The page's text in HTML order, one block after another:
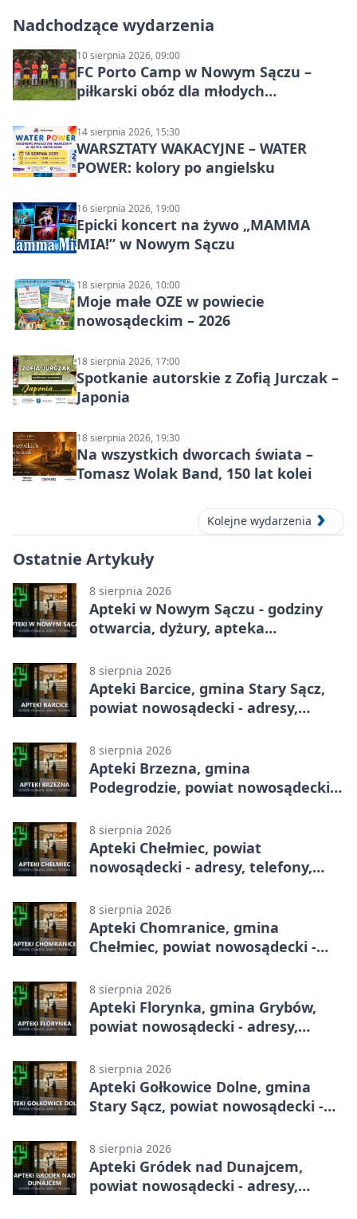
Nadchodzące wydarzenia
10 sierpnia 2026, 09:00
FC Porto Camp w Nowym Sączu –
piłkarski obóz dla młodych
14 sierpnia 2026, 15:30
WARSZTATY WAKACYJNE – WATER
POWER: kolory po angielsku
16 sierpnia 2026, 19:00
Epicki koncert na żywo „MAMMA
MIA!” w Nowym Sączu
18 sierpnia 2026, 10:00
Moje małe OZE w powiecie
nowosądeckim – 2026
18 sierpnia 2026, 17:00
Spotkanie autorskie z Zofią Jurczak –
Japonia
18 sierpnia 2026, 19:30
Na wszystkich dworcach świata –
Tomasz Wolak Band, 150 lat kolei
Kolejne wydarzenia
Ostatnie Artykuły
8 sierpnia 2026
Apteki w Nowym Sączu - godziny
otwarcia, dyżury, apteka
8 sierpnia 2026
Apteki Barcice, gmina Stary Sącz,
powiat nowosądecki - adresy,
8 sierpnia 2026
Apteki Brzezna, gmina
Podegrodzie, powiat nowosądecki -
8 sierpnia 2026
Apteki Chełmiec, powiat
nowosądecki - adresy, telefony,
8 sierpnia 2026
Apteki Chomranice, gmina
Chełmiec, powiat nowosądecki -
8 sierpnia 2026
Apteki Florynka, gmina Grybów,
powiat nowosądecki - adresy,
8 sierpnia 2026
Apteki Gołkowice Dolne, gmina
Stary Sącz, powiat nowosądecki -
8 sierpnia 2026
Apteki Gródek nad Dunajcem,
powiat nowosądecki - adresy,